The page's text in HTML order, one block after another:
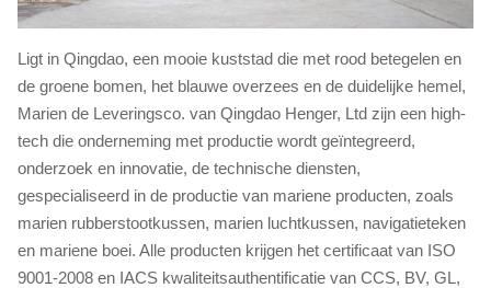
Ligt in Qingdao, een mooie kuststad die met rood betegelen en
de groene bomen, het blauwe overzees en de duidelijke hemel,
Marien de Leveringsco. van Qingdao Henger, Ltd zijn een high-
tech die onderneming met productie wordt geïntegreerd,
onderzoek en innovatie, de technische diensten,
gespecialiseerd in de productie van mariene producten, zoals
marien rubberstootkussen, marien luchtkussen, navigatieteken
en mariene boei. Alle producten krijgen het certificaat van ISO
9001-2008 en IACS kwaliteitsauthentificatie van CCS, BV, GL,